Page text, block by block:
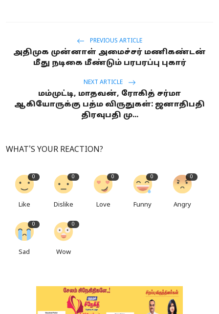
PREVIOUS ARTICLE
அதிமுக முன்னாள் அமைச்சர் மணிகண்டன்
மீது நடிகை மீண்டும் பரபரப்பு புகார்
NEXT ARTICLE
மம்முட்டி, மாதவன், ரோகித் சர்மா
ஆகியோருக்கு பத்ம விருதுகள்: ஜனாதிபதி
திரவுபதி மு...
WHAT'S YOUR REACTION?
0
Like
0
Dislike
0
Love
0
Funny
0
Angry
0
Sad
0
Wow